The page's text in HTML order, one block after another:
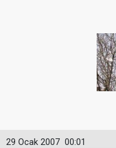
00:01
29 Ocak 2007